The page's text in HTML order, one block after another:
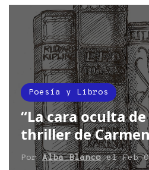
Poesía y Libros
“La cara oculta
thriller de
PorAlba BlancoelFeb